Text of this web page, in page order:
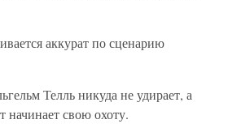
аккурат по сценарию
Телль никуда не удирает, а
начинает свою охоту.